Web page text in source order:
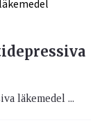
läkemedel ...